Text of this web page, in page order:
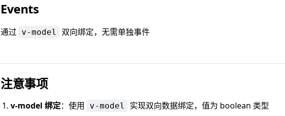
Events
通过 v-model 双向绑定，无需单独事件
注意事项
v-model 绑定：使用 v-model
实现双向数据绑定，值为 boolean 类型